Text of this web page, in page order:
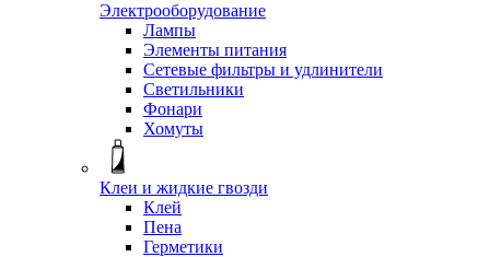
Электрооборудование
Лампы
Элементы питания
Сетевые фильтры и удлинители
Светильники
Фонари
Хомуты
Клеи и жидкие гвозди
Клей
Пена
Герметики